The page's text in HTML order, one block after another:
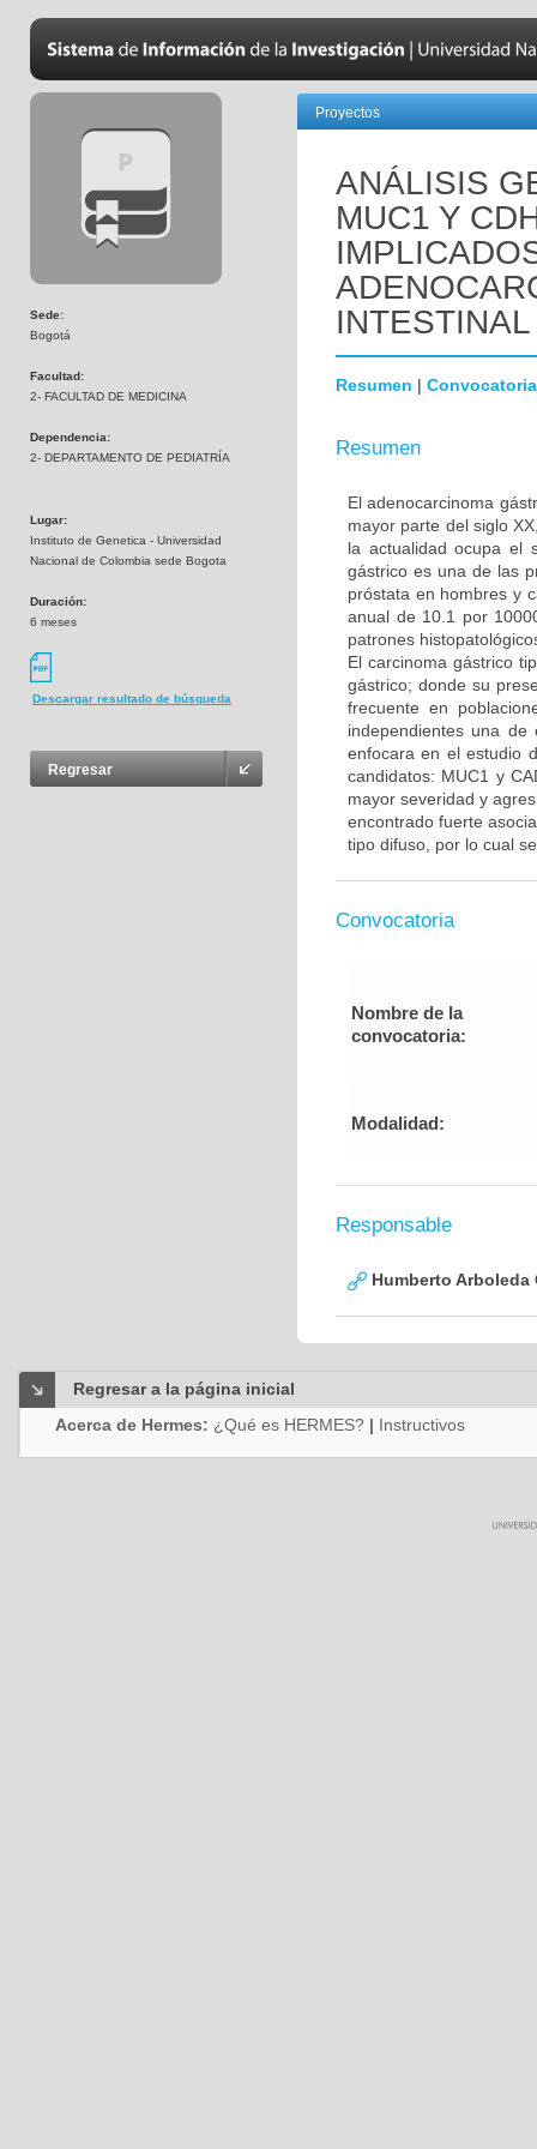
Sede:
Bogotá
Facultad:
2- FACULTAD DE MEDICINA
Dependencia:
2- DEPARTAMENTO DE PEDIATRÍA
Lugar:
Instituto de Genetica - Universidad
Nacional de Colombia sede Bogota
Duración:
6 meses
Descargar resultado de búsqueda
Regresar
Proyectos
ANÁLISIS
MUC1 Y
INTESTINAL
Resumen | Convocatoria
Resumen
El adenocarcinoma
mayor parte del siglo
la actualidad ocupa el
gástrico es una de las
próstata en hombres y
anual de 10.1 por
patrones
El carcinoma gástrico
gástrico; donde su
frecuente en
independientes una
enfocara en el estudio
candidatos: MUC1 y
mayor severidad y
encontrado fuerte
tipo difuso, por lo cual
Convocatoria
Nombre de la
convocatoria:
Modalidad:
Responsable
Humberto Arboleda
Regresar a la página inicial
Acerca de Hermes: ¿Qué es HERMES? | Instructivos